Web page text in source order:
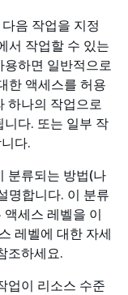
음 작업을 지정
서 작업할 수 있는
하면 일반적으로
한 액세스를 허용
하나의 작업으로
다. 또는 일부 작
다.
분류되는 방법(나
명합니다. 이 분류
세스 레벨을 이
레벨에 대한 자세
조하세요.
업이 리소스 수준